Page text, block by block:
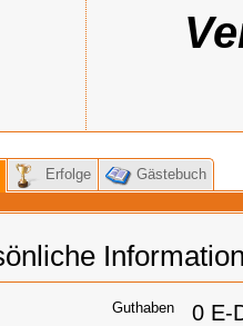
Erfolge Gästebuch
Guthaben 0 E-